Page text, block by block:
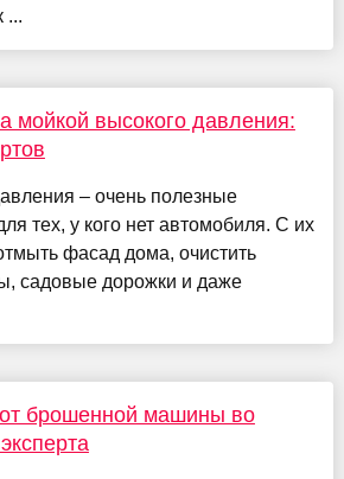
...
мойкой высокого давления:
– очень полезные
тех, у кого нет автомобиля. С их
фасад дома, очистить
садовые дорожки и даже
от брошенной машины во